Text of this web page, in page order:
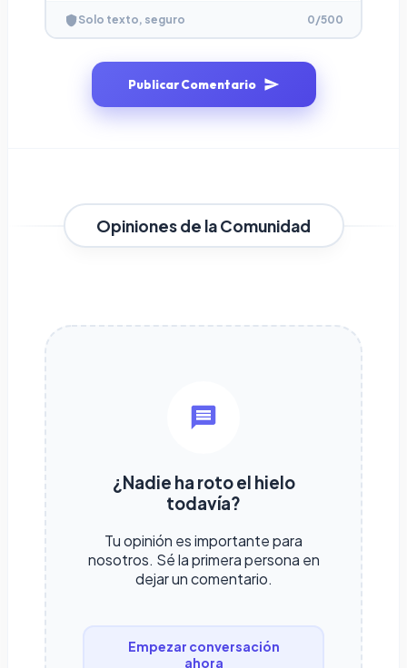
Solo texto, seguro 0/500
Publicar Comentario
Opiniones de la Comunidad
¿Nadie ha roto el hielo
todavía?
Tu opinión es importante para
nosotros. Sé la primera persona en
dejar un comentario.
Empezar conversación
ahora